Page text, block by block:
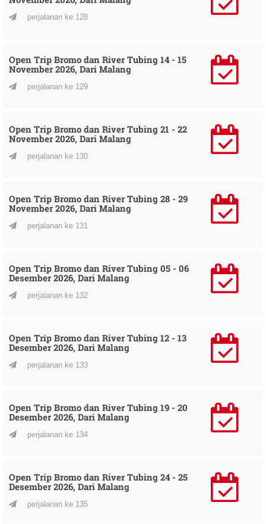
perjalanan ke 128
Open Trip Bromo dan River Tubing 14 - 15
November 2026, Dari Malang
perjalanan ke 129
Open Trip Bromo dan River Tubing 21 - 22
November 2026, Dari Malang
perjalanan ke 130
Open Trip Bromo dan River Tubing 28 - 29
November 2026, Dari Malang
perjalanan ke 131
Open Trip Bromo dan River Tubing 05 - 06
Desember 2026, Dari Malang
perjalanan ke 132
Open Trip Bromo dan River Tubing 12 - 13
Desember 2026, Dari Malang
perjalanan ke 133
Open Trip Bromo dan River Tubing 19 - 20
Desember 2026, Dari Malang
perjalanan ke 134
Open Trip Bromo dan River Tubing 24 - 25
Desember 2026, Dari Malang
perjalanan ke 135